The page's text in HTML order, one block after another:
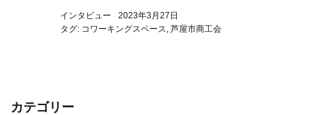
インタビュー
2023年3月27日
タグ: コワーキングスペース 芦屋市商工会
カテゴリー